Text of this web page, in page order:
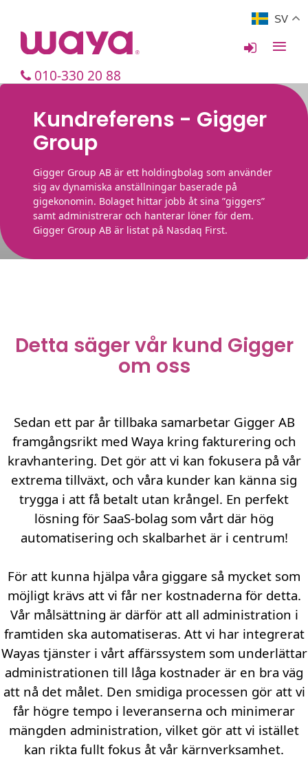
010-330 20 88
Kundreferens - Gigger
Group
Gigger Group AB är ett holdingbolag som använder
sig av dynamiska anställningar baserade på
gigekonomin. Bolaget hittar jobb åt sina ”giggers”
samt administrerar och hanterar löner för dem.
Gigger Group AB är listat på Nasdaq First.
Detta säger vår kund Gigger
om oss
Sedan ett par år tillbaka samarbetar Gigger AB
framgångsrikt med Waya kring fakturering och
kravhantering. Det gör att vi kan fokusera på vår
extrema tillväxt, och våra kunder kan känna sig
trygga i att få betalt utan krångel. En perfekt
lösning för SaaS-bolag som vårt där hög
automatisering och skalbarhet är i centrum!
För att kunna hjälpa våra giggare så mycket som
möjligt krävs att vi får ner kostnaderna för detta.
Vår målsättning är därför att all administration i
framtiden ska automatiseras. Att vi har integrerat
Wayas tjänster i vårt affärssystem som underlättar
administrationen till låga kostnader är en bra väg
att nå det målet. Den smidiga processen gör att vi
får högre tempo i leveranserna och minimerar
mängden administration, vilket gör att vi istället
kan rikta fullt fokus åt vår kärnverksamhet.
SV